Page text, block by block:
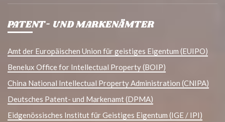
PATENT- UND MARKENÄMTER
Amt der Europäischen Union für geistiges Eigentum (EUIPO)
Benelux Office for Intellectual Property (BOIP)
China National Intellectual Property Administration (CNIPA)
Deutsches Patent- und Markenamt (DPMA)
Eidgenössisches Institut für Geistiges Eigentum (IGE / IPI)